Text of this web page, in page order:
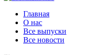
Главная
О нас
Все выпуски
Все новости